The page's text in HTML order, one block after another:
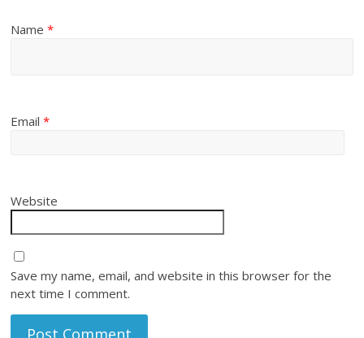
Name*
Email*
Website
Save my name, email, and website in this browser for the
next time I comment.